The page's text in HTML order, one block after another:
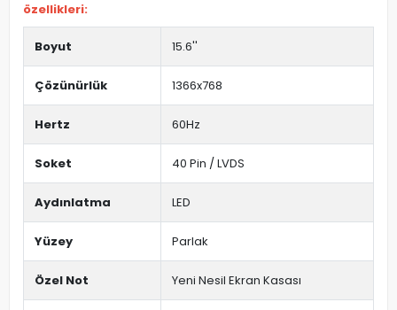
özellikleri:
Boyut 15.6''
Çözünürlük 1366x768
Hertz 60Hz
Soket 40 Pin / LVDS
Aydınlatma LED
Yüzey Parlak
Özel Not Yeni Nesil Ekran Kasası